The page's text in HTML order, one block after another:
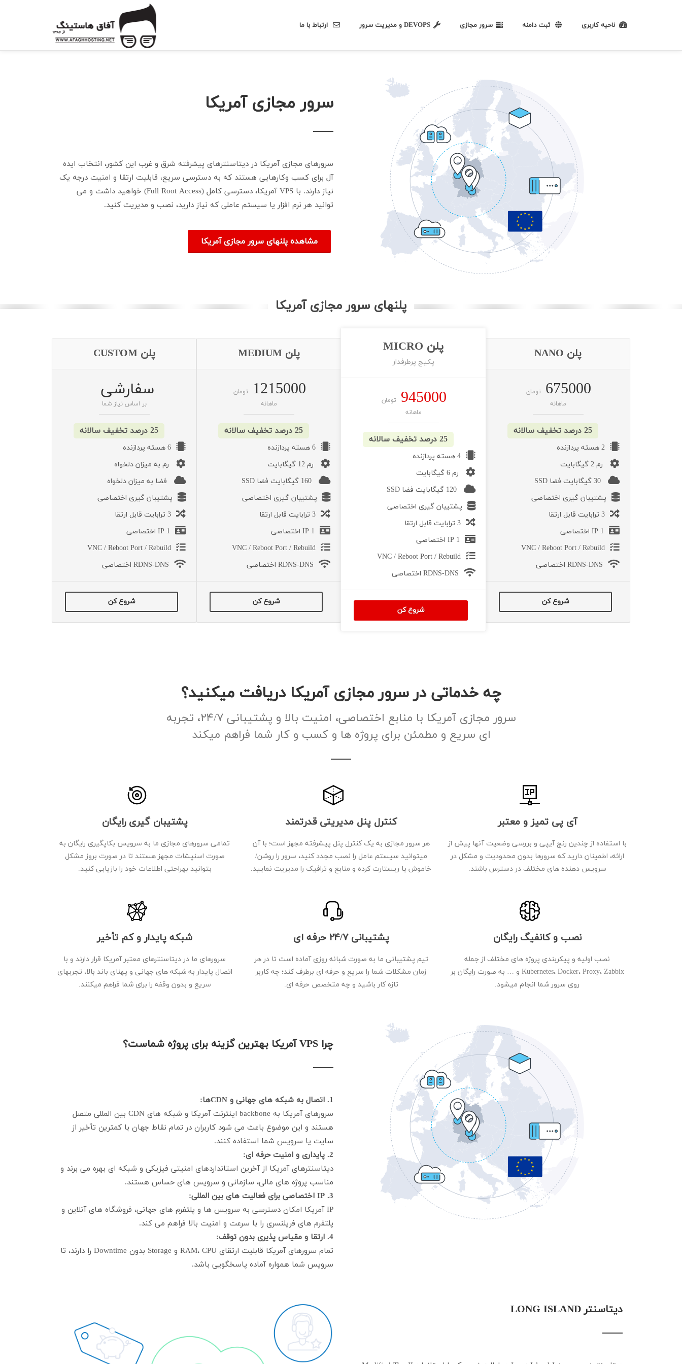
ارتباط با ما DEVOPS و مدیریت سرور سرور مجازی ثبت دامنه ناحیه کاربری
سرور مجازی آمریکا
سرورهای مجازی آمریکا در دیتاسنترهای پیشرفته شرق و غرب این کشور، انتخاب ایده
آل برای کسب وکارهایی هستند که به دسترسی سریع، قابلیت ارتقا و امنیت درجه یک
نیاز دارند. با VPS آمریکا، دسترسی کامل (Full Root Access) خواهید داشت و می
توانید هر نرم افزار یا سیستم عاملی که نیاز دارید، نصب و مدیریت کنید.
مشاهده پلنهای سرور مجازی آمریکا
پلنهای سرور مجازی آمریکا
پلن NANO
675000
تومان
ماهانه
25 درصد تخفیف سالانه
2 هسته پردازنده
رم 2 گیگابایت
پشتیبان گیری اختصاصی
3 ترابایت قابل ارتقا
1 IP اختصاصی
VNC / Reboot Port / Rebuild
RDNS-DNS اختصاصی
شروع کن
پلن MICRO
پکیج پرطرفدار
945000
تومان
ماهانه
25 درصد تخفیف سالانه
4 هسته پردازنده
رم 6 گیگابایت
پشتیبان گیری اختصاصی
3 ترابایت قابل ارتقا
1 IP اختصاصی
VNC / Reboot Port / Rebuild
RDNS-DNS اختصاصی
شروع کن
پلن MEDIUM
1215000
تومان
ماهانه
25 درصد تخفیف سالانه
6 هسته پردازنده
رم 12 گیگابایت
پشتیبان گیری اختصاصی
3 ترابایت قابل ارتقا
1 IP اختصاصی
VNC / Reboot Port / Rebuild
RDNS-DNS اختصاصی
شروع کن
پلن CUSTOM
سفارشی
بر اساس نیاز شما
25 درصد تخفیف سالانه
6 هسته پردازنده
رم به میزان دلخواه
فضا به میزان دلخواه
پشتیبان گیری اختصاصی
3 ترابایت قابل ارتقا
1 IP اختصاصی
VNC / Reboot Port / Rebuild
RDNS-DNS اختصاصی
شروع کن
چه خدماتی در سرور مجازی آمریکا دریافت میکنید؟
سرور مجازی آمریکا با منابع اختصاصی، امنیت بالا و پشتیبانی ۲۴/۷، تجربه
ای سریع و مطمئن برای پروژه ها و کسب و کار شما فراهم میکند
آی پی تمیز و معتبر
با استفاده از چندین رنج آیپی و بررسی وضعیت آنها پیش از
ارائه، اطمینان دارید که سرورها بدون محدودیت و مشکل در
سرویس دهنده های مختلف در دسترس باشند.
کنترل پنل مدیریتی قدرتمند
هر سرور مجازی به یک کنترل پنل پیشرفته مجهز است؛ با آن
میتوانید سیستم عامل را نصب مجدد کنید، سرور را روشن/
خاموش یا ریستارت کرده و منابع و ترافیک را مدیریت نمایید.
پشتیبان گیری رایگان
تمامی سرورهای مجازی ما به سرویس بکاپگیری رایگان به
صورت اسنپشات مجهز هستند تا در صورت بروز مشکل
بتوانید بهراحتی اطلاعات خود را بازیابی کنید.
نصب و کانفیگ رایگان
نصب اولیه و پیکربندی پروژه های مختلف از جمله
Kubernetes، Docker، Proxy، Zabbix و … به صورت رایگان بر
روی سرور شما انجام میشود.
پشتیبانی ۲۴/۷ حرفه ای
تیم پشتیبانی ما به صورت شبانه روزی آماده است تا در هر
زمان مشکلات شما را سریع و حرفه ای برطرف کند؛ چه کاربر
تازه کار باشید و چه متخصص حرفه ای.
شبکه پایدار و کم تأخیر
سرورهای ما در دیتاسنترهای معتبر آمریکا قرار دارند و با
اتصال پایدار به شبکه های جهانی و پهنای باند بالا، تجربهای
سریع و بدون وقفه را برای شما فراهم میکنند.
چرا VPS آمریکا بهترین گزینه برای پروژه شماست؟
1. اتصال به شبکه های جهانی و CDNها:
سرورهای آمریکا به backbone اینترنت آمریکا و شبکه های CDN بین المللی متصل
هستند و این موضوع باعث می شود کاربران در تمام نقاط جهان با کمترین تأخیر از
سایت یا سرویس شما استفاده کنند.
2. پایداری و امنیت حرفه ای:
دیتاسنترهای آمریکا از آخرین استانداردهای امنیتی فیزیکی و شبکه ای بهره می برند و
مناسب پروژه های مالی، سازمانی و سرویس های حساس هستند.
3. IP اختصاصی برای فعالیت های بین المللی:
IP آمریکا امکان دسترسی به سرویس ها و پلتفرم های جهانی، فروشگاه های آنلاین و
پلتفرم های فریلنسری را با سرعت و امنیت بالا فراهم می کند.
4. ارتقا و مقیاس پذیری بدون توقف:
تمام سرورهای آمریکا قابلیت ارتقای RAM، CPU و Storage بدون Downtime را دارند، تا
سرویس شما همواره آماده پاسخگویی باشد.
دیتاسنتر LONG ISLAND